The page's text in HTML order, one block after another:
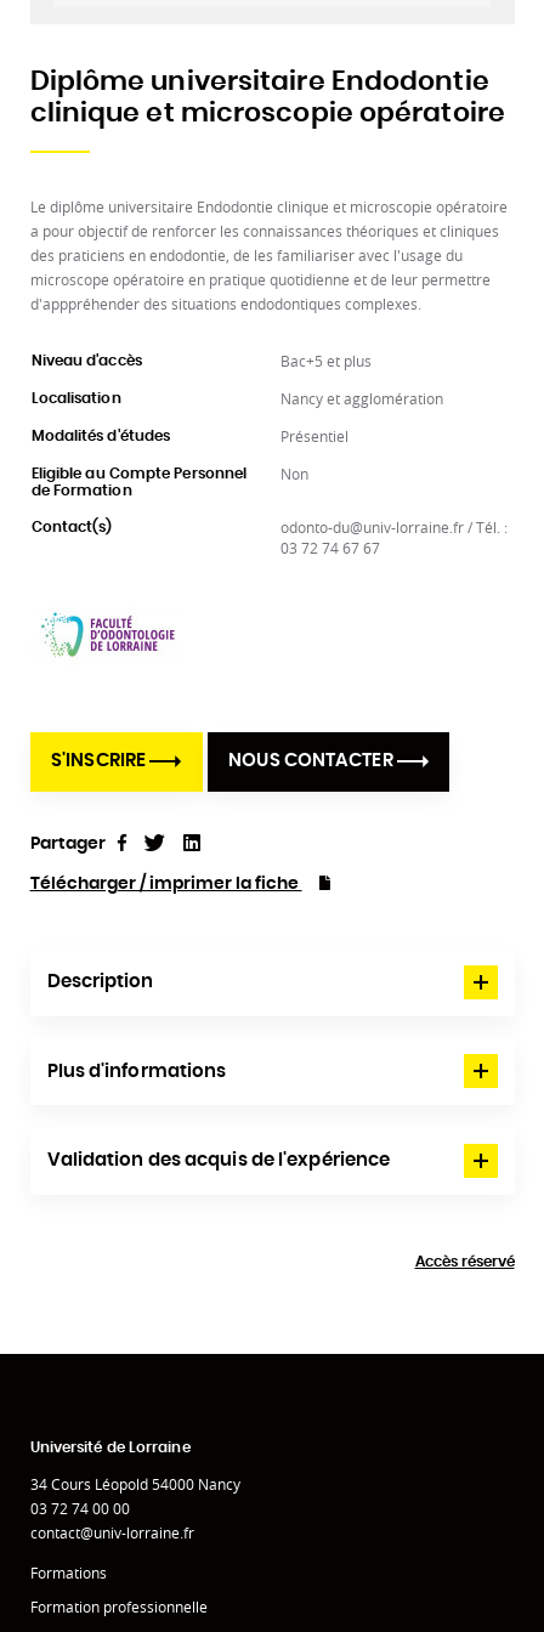
Diplôme universitaire Endodontie
clinique et microscopie opératoire
Le diplôme universitaire Endodontie clinique et microscopie opératoire
a pour objectif de renforcer les connaissances théoriques et cliniques
des praticiens en endodontie, de les familiariser avec l'usage du
microscope opératoire en pratique quotidienne et de leur permettre
d'apppréhender des situations endodontiques complexes.
Niveau d'accès Bac+5 et plus
Localisation Nancy et agglomération
Modalités d'études Présentiel
Eligible au Compte Personnel
de Formation
Non
Contact(s)
odonto-du@univ-lorraine.fr / Tél. :
03 72 74 67 67
S'INSCRIRE NOUS CONTACTER
Partager PartagerTweet
Télécharger / imprimer la fiche
Description
Plus d'informations
Validation des acquis de l'expérience
Accès réservé
Université de Lorraine
34 Cours Léopold 54000 Nancy
03 72 74 00 00
contact@univ-lorraine.fr
Formations
Formation professionnelle